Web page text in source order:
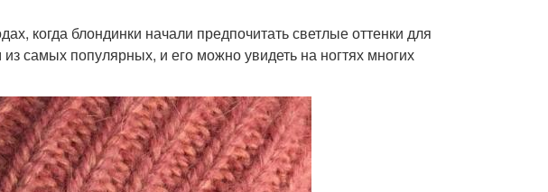
когда блондинки начали предпочитать светлые оттенки для
самых популярных, и его можно увидеть на ногтях многих